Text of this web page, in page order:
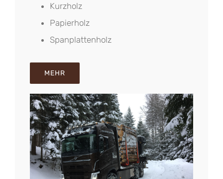
Kurzholz
Papierholz
Spanplattenholz
MEHR